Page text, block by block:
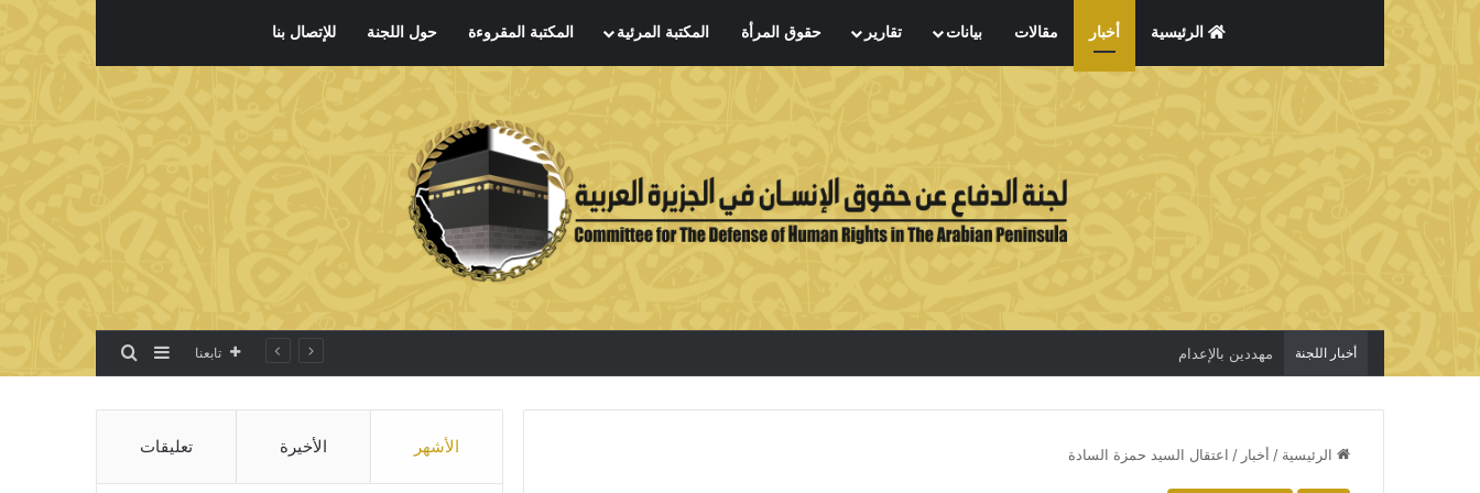
الرئيسية أخبار مقالات بيانات تقارير حقوق المرأة المكتبة المرئية المكتبة المقروءة حول اللجنة للإتصال بنا
أخبار اللجنة مهددين بالإعدام تابعنا إضافة عمود جانبي
بحث عن
الرئيسية / أخبار / اعتقال السيد حمزة السادة الأشهر الأخيرة تعليقات